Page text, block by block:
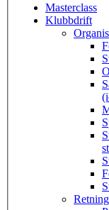
Masterclass
Klubbdrift